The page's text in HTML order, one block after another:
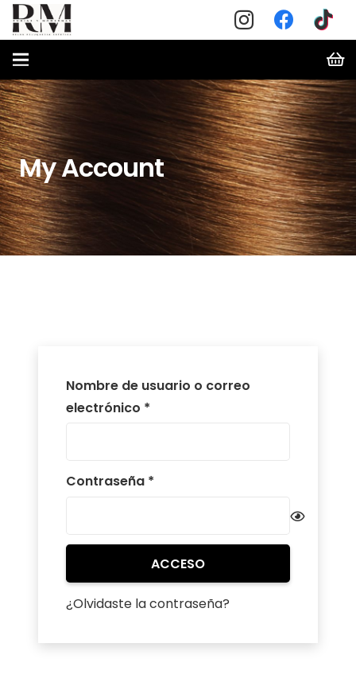
My Account
Nombre de usuario o correo
electrónico *
Contraseña *
ACCESO
¿Olvidaste la contraseña?